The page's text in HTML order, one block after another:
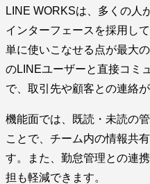
LINE WORKSは、多くの人
インターフェースを採用し
単に使いこなせる点が最大
のLINEユーザーと直接コミ
で、取引先や顧客との連絡
機能面では、既読・未読の
ことで、チーム内の情報共
す。また、勤怠管理との連
担も軽減できます。